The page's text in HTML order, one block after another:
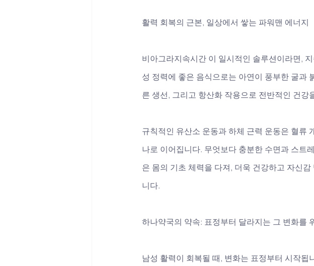
활력 회복의 근본, 일상에서 쌓는 파워맨 에너지
비아그라지속시간 이 일시적인 솔루션이라면,
성 정력에 좋은 음식으로는 아연이 풍부한 굴과
른 생선, 그리고 항산화 작용으로 전반적인 건
규칙적인 유산소 운동과 하체 근력 운동은 혈류
나로 이어집니다. 무엇보다 충분한 수면과 스트
은 몸의 기초 체력을 다져, 더욱 건강하고 자신
니다.
하나약국의 약속: 표정부터 달라지는 그 변화를
남성 활력이 회복될 때, 변화는 표정부터 시작